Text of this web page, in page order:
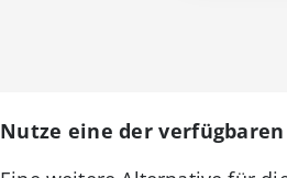
Nutze eine der verfügbaren